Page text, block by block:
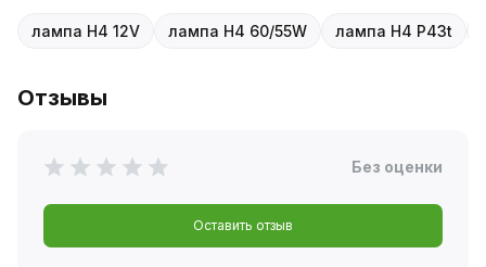
лампа H4 12V лампа H4 60/55W лампа H4 P43t
Отзывы
Без оценки
Оставить отзыв